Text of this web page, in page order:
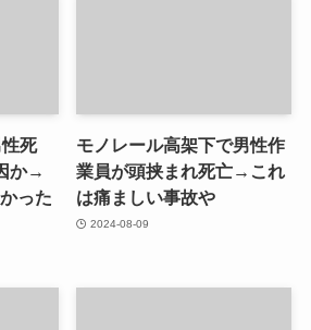
死
か→
った
モノレール高架下で男性作
業員が頭挟まれ死亡→これ
は痛ましい事故や
2024-08-09